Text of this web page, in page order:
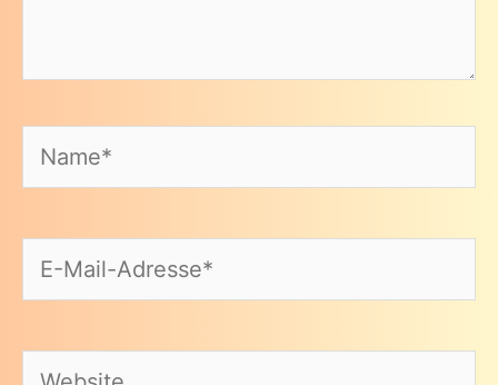
Name*
E-
Mail-
Website